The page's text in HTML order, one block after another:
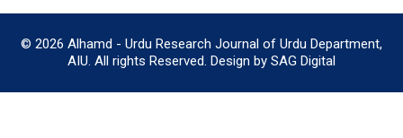
© 2026 Alhamd - Urdu Research Journal of Urdu Department,
AIU. All rights Reserved. Design by SAG Digital